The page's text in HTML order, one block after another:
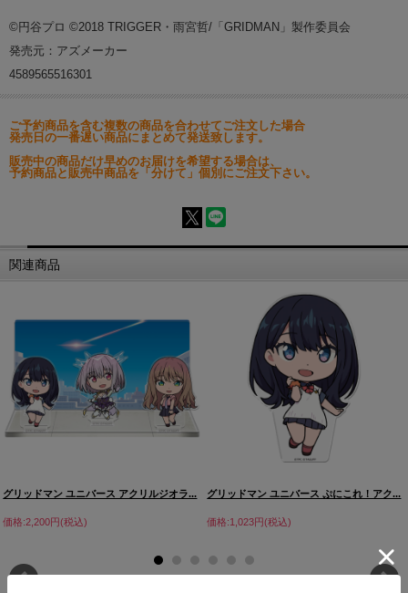
©円谷プロ ©2018 TRIGGER・雨宮哲/「GRIDMAN」製作委員会
発売元：アズメーカー
4589565516301
ご予約商品を含む複数の商品を合わせてご注文した場合
発売日の一番遅い商品にまとめて発送致します。
販売中の商品だけ早めのお届けを希望する場合は、
予約商品と販売中商品を「分けて」個別にご注文下さい。
関連商品
グリッドマン ユニバース アクリルジオラ...
価格:2,200円(税込)
グリッドマン ユニバース ぷにこれ！アク...
価格:1,023円(税込)